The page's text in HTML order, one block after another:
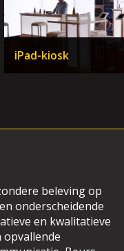
iPad-kiosk
beleving op
onderscheidende
en kwalitatieve
opvallende